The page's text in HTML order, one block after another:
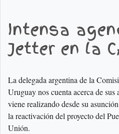
Intensa
Jetter en la
La delegada argentina de la
Uruguay nos cuenta acerca de
viene realizando desde su
la reactivación del proyecto del
Unión.